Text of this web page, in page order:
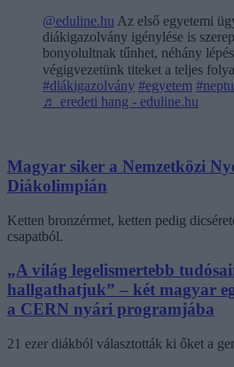
@eduline.hu Az első egyetemi
diákigazolvány igénylése is
bonyolultnak tűnhet, néhány
végigvezetünk titeket a teljes
#diákigazolvány #egyetem
♬ eredeti hang - eduline.hu
Magyar siker a Nemzetközi
Diákolimpián
Ketten bronzérmet, ketten pedig
csapatból.
„A világ legelismertebb
hallgathatjuk” – két magyar
a CERN nyári programjába
21 ezer diákból választották ki őket a